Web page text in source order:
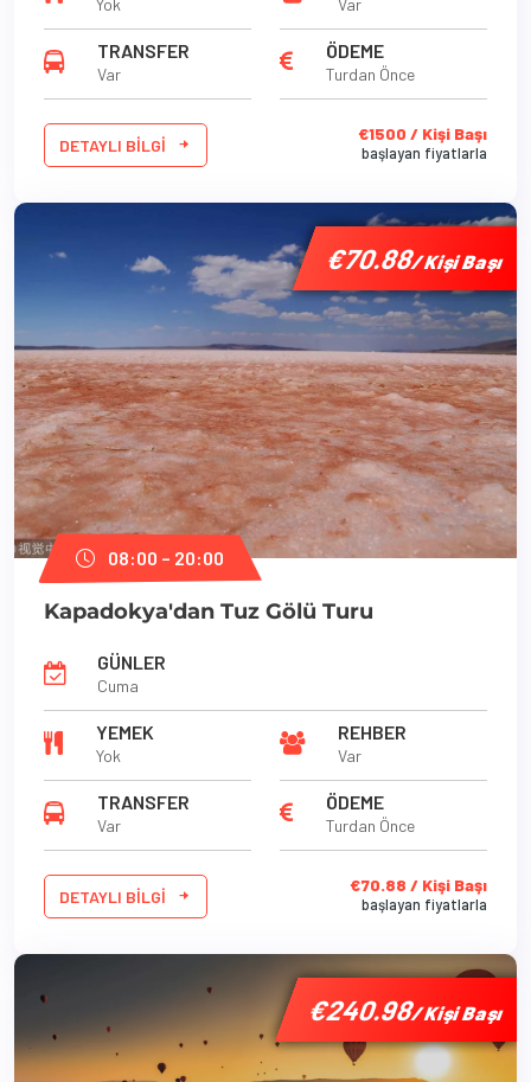
Yok Var
TRANSFER
Var
ÖDEME
Turdan Önce
DETAYLI BILGI
€1500 / Kişi Başı
başlayan fiyatlarla
€70.88/ Kişi Başı
'
€70.88/ Kişi Başı
€70.88/ Kişi Başı
08:00 – 20:00
Kapadokya'dan Tuz Gölü Turu
GÜNLER
Cuma
YEMEK
Yok
REHBER
Var
TRANSFER
Var
ÖDEME
Turdan Önce
DETAYLI BILGI
€70.88 / Kişi Başı
başlayan fiyatlarla
€240.98/ Kişi Başı
'
€240.98/ Kişi Başı
€240.98/ Kişi Başı